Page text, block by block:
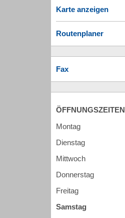
Karte anzeigen
Routenplaner
Fax
ÖFFNUNGSZEITEN
Montag
Dienstag
Mittwoch
Donnerstag
Freitag
Samstag